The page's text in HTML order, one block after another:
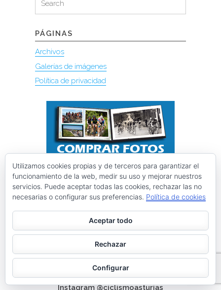
for:
PÁGINAS
Archivos
Galerías de imágenes
Política de privacidad
Instagram @ciclismoasturias
Utilizamos cookies propias y de terceros para garantizar el
funcionamiento de la web, medir su uso y mejorar nuestros
servicios. Puede aceptar todas las cookies, rechazar las no
necesarias o configurar sus preferencias. Política de cookies
Aceptar todo
Rechazar
Configurar